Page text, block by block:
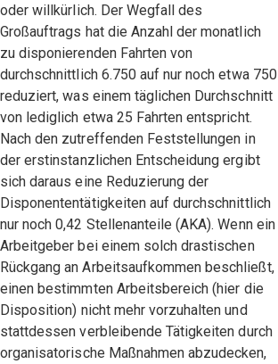
oder willkürlich. Der Wegfall des
Großauftrags hat die Anzahl der monatlich
zu disponierenden Fahrten von
durchschnittlich 6.750 auf nur noch etwa 750
reduziert, was einem täglichen Durchschnitt
von lediglich etwa 25 Fahrten entspricht.
Nach den zutreffenden Feststellungen in
der erstinstanzlichen Entscheidung ergibt
sich daraus eine Reduzierung der
Disponententätigkeiten auf durchschnittlich
nur noch 0,42 Stellenanteile (AKA). Wenn ein
Arbeitgeber bei einem solch drastischen
Rückgang an Arbeitsaufkommen beschließt,
einen bestimmten Arbeitsbereich (hier die
Disposition) nicht mehr vorzuhalten und
stattdessen verbleibende Tätigkeiten durch
organisatorische Maßnahmen abzudecken,